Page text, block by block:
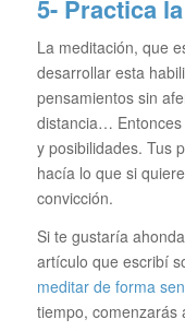
5- Practica
La meditación, que
desarrollar esta
pensamientos sin
distancia… Entonces
y posibilidades. Tus
hacía lo que si
convicción.
Si te gustaría
artículo que escribí
meditar de forma
tiempo, comenzarás